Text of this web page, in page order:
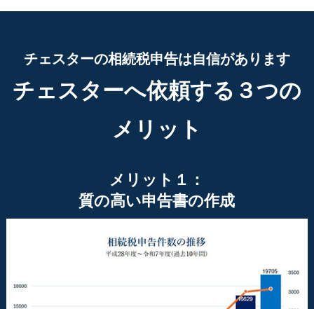
チェスターの相続税申告は自信があります
チェスターへ依頼する３つの
メリット
メリット１：
質の高い申告書の作成